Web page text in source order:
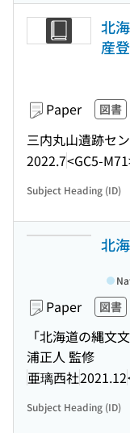
北
産
Paper 図書
三内丸山遺跡セ
2022.7<GC5-
Subject Heading (ID)
北
Paper 図書
「北海道の縄文
浦正人 監修
亜璃西社2021.12
Subject Heading (ID)